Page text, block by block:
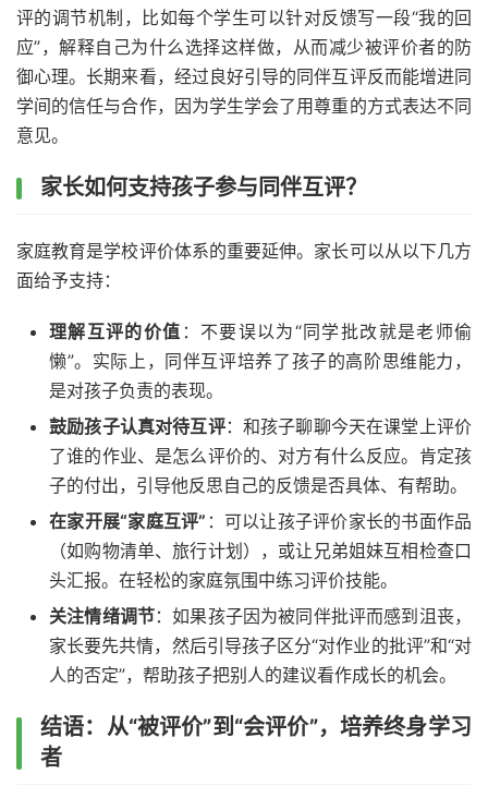
评的调节机制，比如每个学生可以针对反馈写一段“我的回
应”，解释自己为什么选择这样做，从而减少被评价者的防
御心理。长期来看，经过良好引导的同伴互评反而能增进同
学间的信任与合作，因为学生学会了用尊重的方式表达不同
意见。
家长如何支持孩子参与同伴互评？
家庭教育是学校评价体系的重要延伸。家长可以从以下几方
面给予支持：
理解互评的价值 ：不要误以为“同学批改就是老师偷
懒”。实际上，同伴互评培养了孩子的高阶思维能力，
是对孩子负责的表现。
鼓励孩子认真对待互评：和孩子聊聊今天在课堂上评价
了谁的作业、是怎么评价的、对方有什么反应。肯定孩
子的付出，引导他反思自己的反馈是否具体、有帮助。
在家开展“家庭互评” ：可以让孩子评价家长的书面作品
（如购物清单、旅行计划），或让兄弟姐妹互相检查口
头汇报。在轻松的家庭氛围中练习评价技能。
关注情绪调节：如果孩子因为被同伴批评而感到沮丧，
家长要先共情，然后引导孩子区分“对作业的批评”和“对
人的否定”，帮助孩子把别人的建议看作成长的机会。
结语：从“被评价”到“会评价”，培养终身学习
者